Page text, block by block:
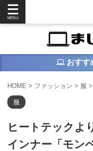
おすす
HOME > ファッション > 服 >
服
ヒートテックよ
インナー「モン